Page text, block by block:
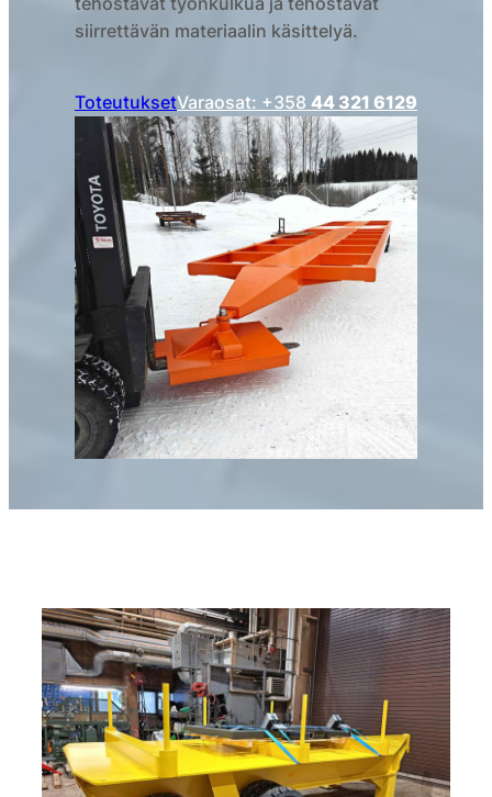
siirrettävän materiaalin käsittelyä.
ToteutuksetVaraosat: +358 44 321 6129